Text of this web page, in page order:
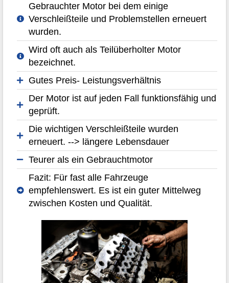
Gebrauchter Motor bei dem einige
Verschleißteile und Problemstellen erneuert
wurden.
Wird oft auch als Teilüberholter Motor
bezeichnet.
Gutes Preis- Leistungsverhältnis
Der Motor ist auf jeden Fall funktionsfähig und
geprüft.
Die wichtigen Verschleißteile wurden
erneuert. --> längere Lebensdauer
Teurer als ein Gebrauchtmotor
Fazit: Für fast alle Fahrzeuge
empfehlenswert. Es ist ein guter Mittelweg
zwischen Kosten und Qualität.